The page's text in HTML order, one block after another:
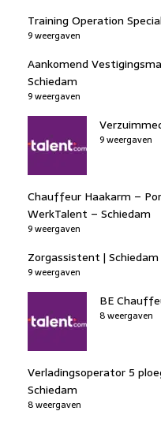
Training Operation
9 weergaven
Aankomend
Schiedam
9 weergaven
9 weergaven
Chauffeur Haakarm –
WerkTalent – Schiedam
9 weergaven
Zorgassistent |
9 weergaven
BE
8 weergaven
Verladingsoperator 5
Schiedam
8 weergaven